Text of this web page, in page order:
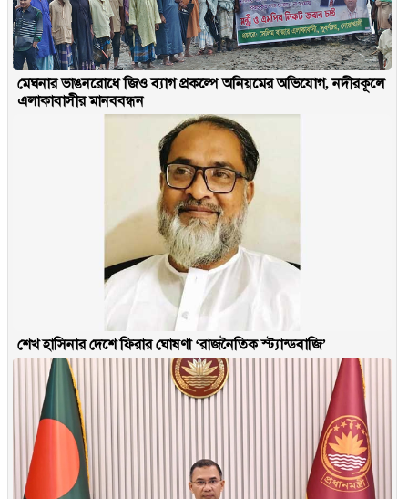
মেঘনার ভাঙনরোধে জিও ব্যাগ প্রকল্পে অনিয়মের অভিযোগ, নদীরকূলে
এলাকাবাসীর মানববন্ধন
শেখ হাসিনার দেশে ফিরার ঘোষণা ‘রাজনৈতিক স্ট্যান্ডবাজি’